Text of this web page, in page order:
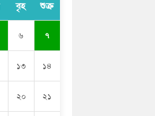
বৃহ শুক্র
৬ ৭
১৩ ১৪
২০ ২১